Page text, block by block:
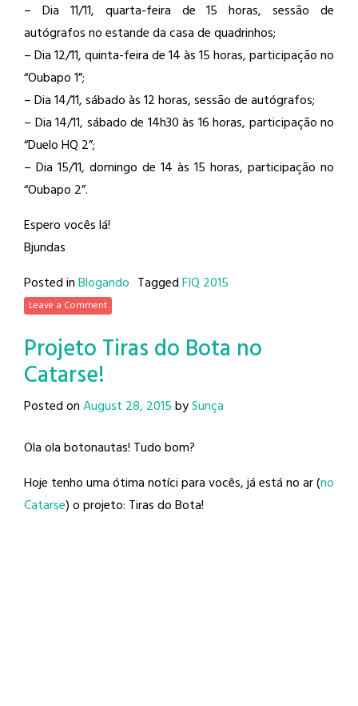
– Dia 11/11, quarta-feira de 15 horas, sessão de
autógrafos no estande da casa de quadrinhos;
– Dia 12/11, quinta-feira de 14 às 15 horas, participação no
“Oubapo 1”;
– Dia 14/11, sábado às 12 horas, sessão de autógrafos;
– Dia 14/11, sábado de 14h30 às 16 horas, participação no
“Duelo HQ 2”;
– Dia 15/11, domingo de 14 às 15 horas, participação no
“Oubapo 2”.
Espero vocês lá!
Bjundas
Posted inBlogando TaggedFIQ 2015
Leave a Comment
Projeto Tiras do Bota no
Catarse!
Posted onAugust 28, 2015bySunça
Ola ola botonautas! Tudo bom?
Hoje tenho uma ótima notíci para vocês, já está no ar (no
Catarse) o projeto: Tiras do Bota!